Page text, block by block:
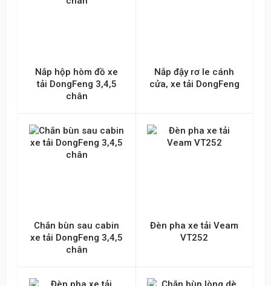
Nắp hộp hòm đồ xe
tải DongFeng 3,4,5
chân
Nắp đậy rơ le cánh
cửa, xe tải DongFeng
Chắn bùn sau cabin
xe tải DongFeng 3,4,5
chân
Đèn pha xe tải Veam
VT252